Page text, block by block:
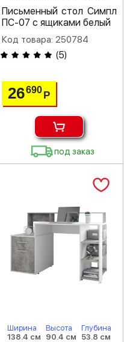
Письменный стол Симпл
ПС-07 с ящиками белый
Код товара: 250784
(5)
26690 Р
под заказ
Ширина
138.4 см
Высота
90.4 см
Глубина
53.8 см